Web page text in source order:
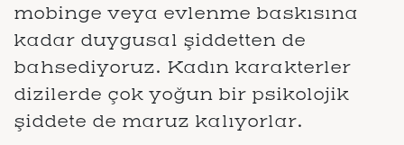
mobinge veya evlenme baskısına
kadar duygusal şiddetten de
bahsediyoruz. Kadın karakterler
dizilerde çok yoğun bir psikolojik
şiddete de maruz kalıyorlar.